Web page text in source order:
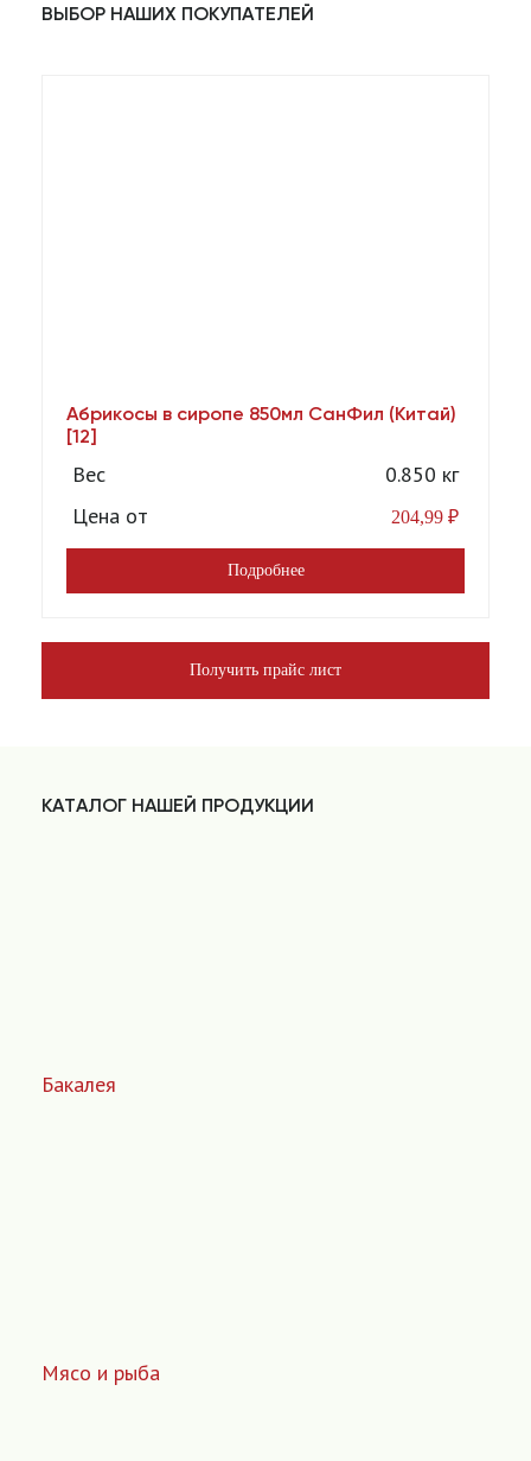
ВЫБОР НАШИХ ПОКУПАТЕЛЕЙ
Абрикосы в сиропе 850мл СанФил (Китай)
[12]
Вес
0.850 кг
Цена от
204,99 ₽
Подробнее
Получить прайс лист
КАТАЛОГ НАШЕЙ ПРОДУКЦИИ
Бакалея
Мясо и рыба